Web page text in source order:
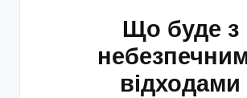
Що буде з
відходами